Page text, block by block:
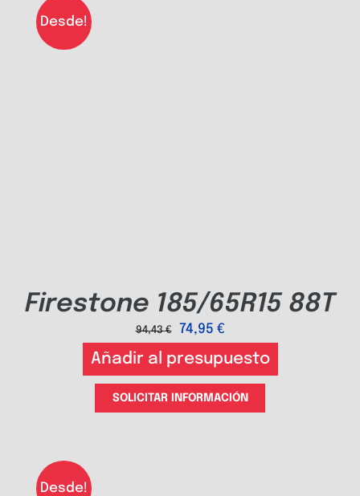
Desde!
Firestone 185/65R15 88T
94,43€ 74,95 €
Añadir al presupuesto
SOLICITAR INFORMACIÓN
Desde!